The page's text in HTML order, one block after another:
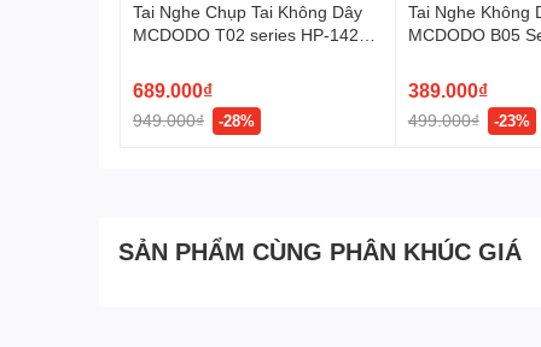
Tai Nghe Chụp Tai Không Dây
MCDODO T02 series HP-142
40mm super-magnetic
diaphragm, with USB-C Audio
Port, Powerful Bass)
689.000₫
949.000₫ -28%
Tai Nghe Không
MCDODO B05
Immersive
389.000₫
499.000₫ -23%
SẢN PHẨM CÙNG PHÂN KHÚC GIÁ